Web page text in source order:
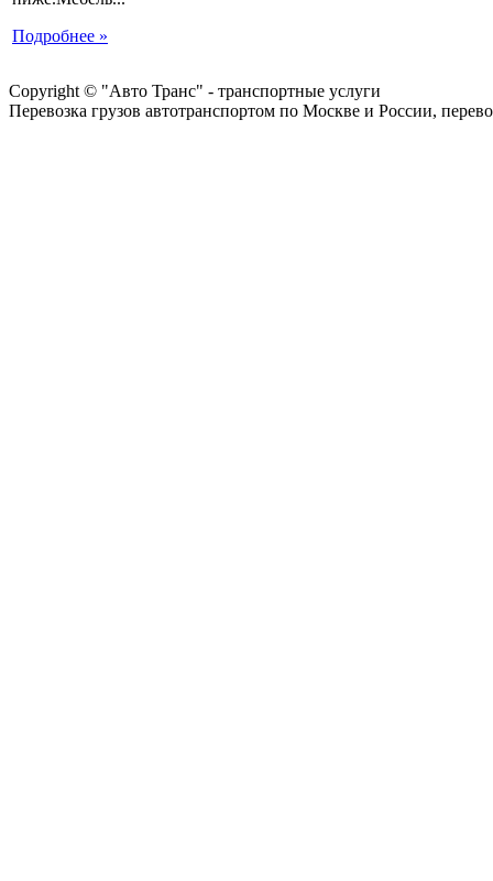
Подробнее »
Copyright © "Авто Транс" - транспортные услуги
Перевозка грузов автотранспортом по Москве и России,